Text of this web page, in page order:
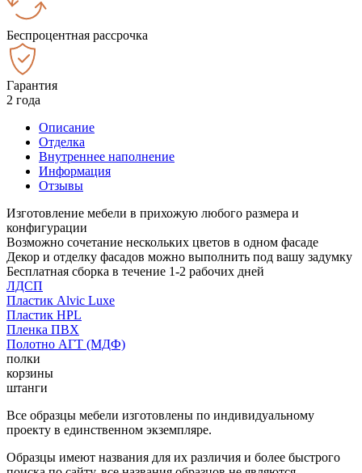
Беспроцентная рассрочка
Гарантия
2 года
Описание
Отделка
Внутреннее наполнение
Информация
Отзывы
Изготовление мебели в прихожую любого размера и
конфигурации
Возможно сочетание нескольких цветов в одном фасаде
Декор и отделку фасадов можно выполнить под вашу задумку
Бесплатная сборка в течение 1-2 рабочих дней
ЛДСП
Пластик Alvic Luxe
Пластик HPL
Пленка ПВХ
Полотно АГТ (МДФ)
полки
корзины
штанги
Все образцы мебели изготовлены по индивидуальному
проекту в единственном экземпляре.
Образцы имеют названия для их различия и более быстрого